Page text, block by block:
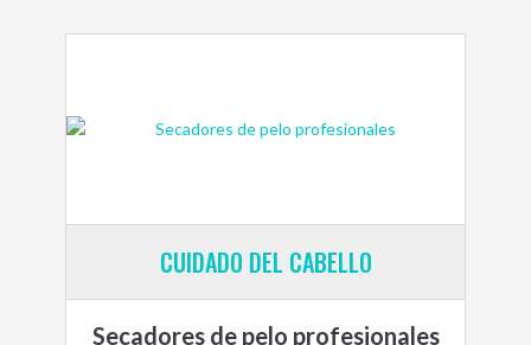
CUIDADO DEL CABELLO
Secadores de pelo profesionales